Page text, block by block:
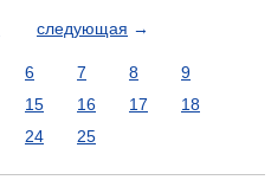
следующая →
6 7 8
9
15 16 17
18
24 25